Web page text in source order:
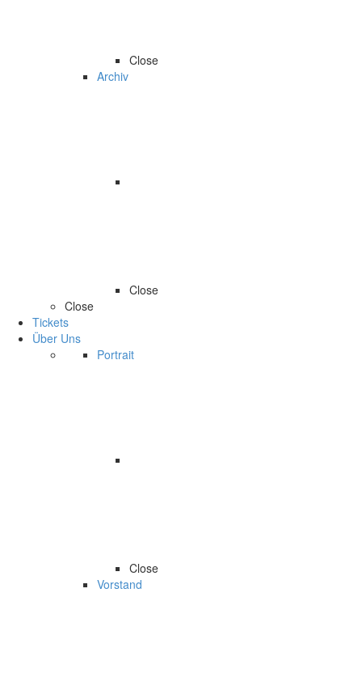
Close
Archiv
Close
Close
Tickets
Über Uns
Portrait
Close
Vorstand